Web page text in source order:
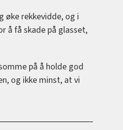
øke rekkevidde, og i
å få skade på glasset,
på å holde god
og ikke minst, at vi